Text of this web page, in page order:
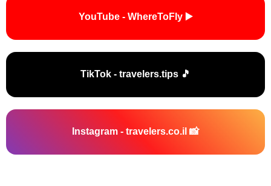
▶️ YouTube - WhereToFly
🎵 TikTok - travelers.tips
📸 Instagram - travelers.co.il